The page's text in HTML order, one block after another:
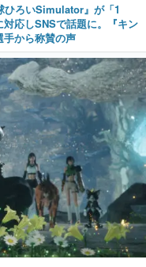
ひろいSimulator』が「1
応しSNSで話題に。『キン
手から称賛の声